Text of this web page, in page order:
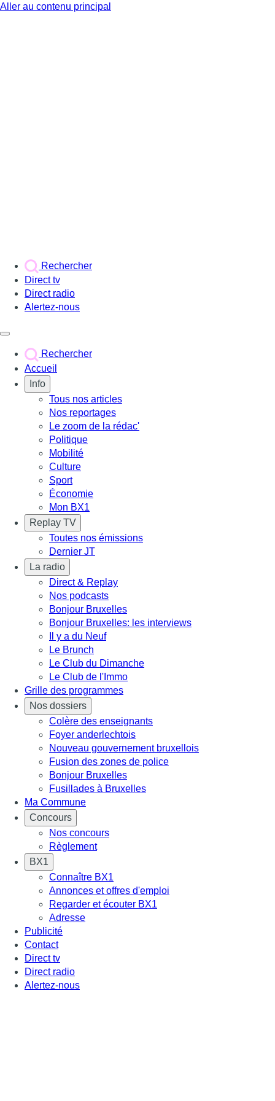
Aller au contenu principal
Rechercher
Direct tv
Direct radio
Alertez-nous
Rechercher
Accueil
Info
Tous nos articles
Nos reportages
Le zoom de la rédac'
Politique
Mobilité
Culture
Sport
Économie
Mon BX1
Replay TV
Toutes nos émissions
Dernier JT
La radio
Direct & Replay
Nos podcasts
Bonjour Bruxelles
Bonjour Bruxelles: les interviews
Il y a du Neuf
Le Brunch
Le Club du Dimanche
Le Club de l'Immo
Grille des programmes
Nos dossiers
Colère des enseignants
Foyer anderlechtois
Nouveau gouvernement bruxellois
Fusion des zones de police
Bonjour Bruxelles
Fusillades à Bruxelles
Ma Commune
Concours
Nos concours
Règlement
BX1
Connaître BX1
Annonces et offres d'emploi
Regarder et écouter BX1
Adresse
Publicité
Contact
Direct tv
Direct radio
Alertez-nous